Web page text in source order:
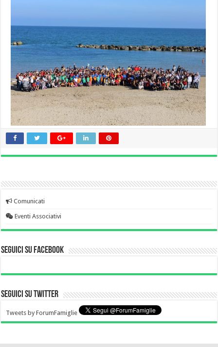
Comunicati
Eventi Associativi
Seguici su Facebook
Seguici su Twitter
Tweets by ForumFamiglie